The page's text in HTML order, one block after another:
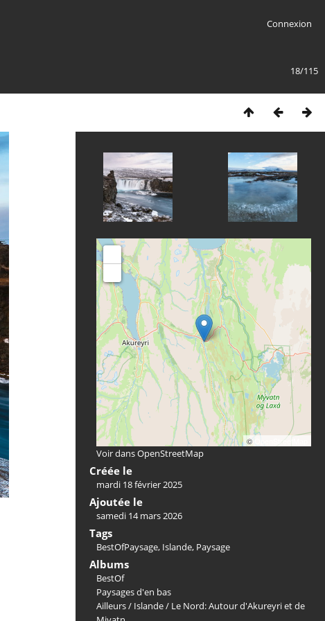
Connexion
18/115
© OpenStreetMap
Voir dans OpenStreetMap
Créée le
mardi 18 février 2025
Ajoutée le
samedi 14 mars 2026
Tags
BestOfPaysage, Islande, Paysage
Albums
BestOf
Paysages d'en bas
Ailleurs/ Islande/ Le Nord: Autour d'Akureyri et de